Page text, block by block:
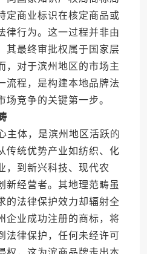
定商业标识在核定商品或
律行为。这一过程并非由
其最终审批权属于国家层
，对于滨州地区的市场主
流程，是构建本地品牌法
竞争的关键第一步。
体，是滨州地区活跃的
传统优势产业如纺织、化
，到新兴科技、现代农
新经营者。其地理范畴虽
的法律保护效力却辐射全
企业成功注册的商标，将
法律保护，任何未经许可